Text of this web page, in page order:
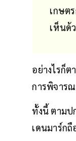
เกษต
เห็นด้
อย่างไรก็
การพิจาร
ทั้งนี้ ตามป
เดนมาร์ก